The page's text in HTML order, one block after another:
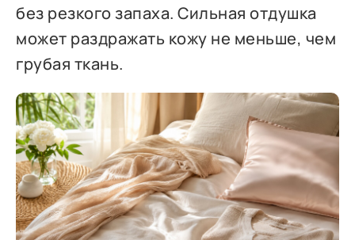
без резкого запаха. Сильная отдушка
может раздражать кожу не меньше, чем
грубая ткань.